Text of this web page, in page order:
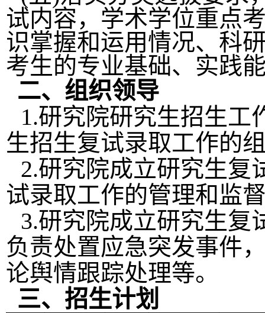
试内容，学术学位重点
识掌握和运用情况、科
考生的专业基础、实践
二、组织领导
1.研究院研究生招生工
生招生复试录取工作的
2.研究院成立研究生复
试录取工作的管理和监
3.研究院成立研究生复
负责处置应急突发事件
论舆情跟踪处理等。
三、招生计划